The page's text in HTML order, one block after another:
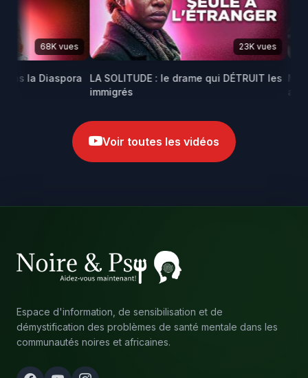
68K vues
la Diaspora
23K vues
LA SOLITUDE : le drame qui DÉTRUIT les
immigrés
Maris
Voir toutes les vidéos
Espace d'information, de sensibilisation et de
démystification des problèmes de santé mentale dans les
communautés noires et africaines.